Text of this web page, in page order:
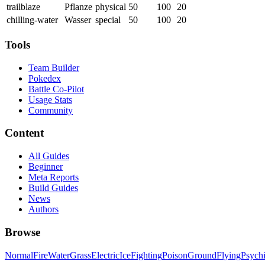
trailblaze
Pflanze physical 50 100
20
chilling-water
Wasser special 50 100 20
Tools
Team Builder
Pokedex
Battle Co-Pilot
Usage Stats
Community
Content
All Guides
Beginner
Meta Reports
Build Guides
News
Authors
Browse
NormalFireWaterGrassElectricIceFightingPoisonGroundFlying